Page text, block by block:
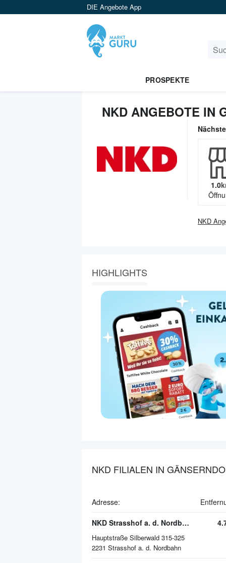
DIE Angebote App
PROSPEKTE
NKD ANGEBOTE IN
1.0
NKD
HIGHLIGHTS
NKD FILIALEN IN
Adresse:
NKD Strasshof a. d. Nordbahn
Hauptstraße Silberwald 315-325
2231 Strasshof a. d. Nordbahn